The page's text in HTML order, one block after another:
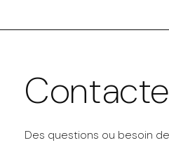
Des questions ou besoin